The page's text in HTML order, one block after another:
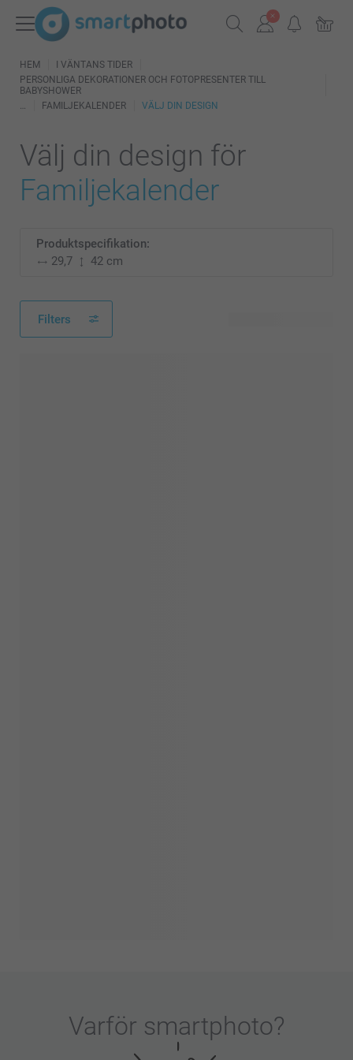
HEM
I VÄNTANS TIDER
PERSONLIGA DEKORATIONER OCH FOTOPRESENTER TILL
BABYSHOWER
FAMILJEKALENDER
VÄLJ DIN DESIGN
Välj din design för
Familjekalender
Produktspecifikation:
29,7
42 cm
Filters
Varför smartphoto?